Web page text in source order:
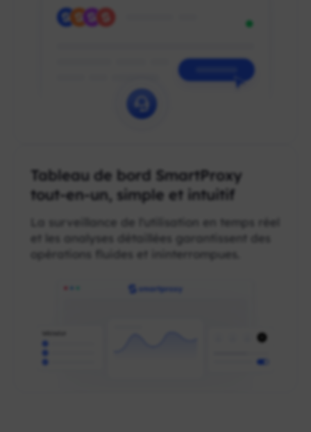
Tableau de bord SmartProxy
tout-en-un, simple et intuitif
La surveillance de l'utilisation en temps réel
et les analyses détaillées garantissent des
opérations fluides et ininterrompues.